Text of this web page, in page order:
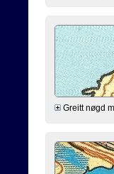
Greitt nøgd